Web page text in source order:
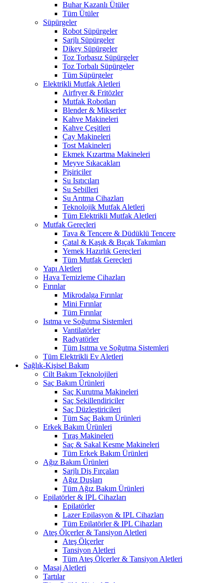
Buhar Kazanlı Ütüler
Tüm Ütüler
Süpürgeler
Robot Süpürgeler
Şarjlı Süpürgeler
Dikey Süpürgeler
Toz Torbasız Süpürgeler
Toz Torbalı Süpürgeler
Tüm Süpürgeler
Elektrikli Mutfak Aletleri
Airfryer & Fritözler
Mutfak Robotları
Blender & Mikserler
Kahve Makineleri
Kahve Çeşitleri
Çay Makineleri
Tost Makineleri
Ekmek Kızartma Makineleri
Meyve Sıkacakları
Pişiriciler
Su Isıtıcıları
Su Sebilleri
Su Arıtma Cihazları
Teknolojik Mutfak Aletleri
Tüm Elektrikli Mutfak Aletleri
Mutfak Gereçleri
Tava & Tencere & Düdüklü Tencere
Çatal & Kaşık & Bıçak Takımları
Yemek Hazırlık Gereçleri
Tüm Mutfak Gereçleri
Yapı Aletleri
Hava Temizleme Cihazları
Fırınlar
Mikrodalga Fırınlar
Mini Fırınlar
Tüm Fırınlar
Isıtma ve Soğutma Sistemleri
Vantilatörler
Radyatörler
Tüm Isıtma ve Soğutma Sistemleri
Tüm Elektrikli Ev Aletleri
Sağlık-Kişisel Bakım
Cilt Bakım Teknolojileri
Saç Bakım Ürünleri
Saç Kurutma Makineleri
Saç Şekillendiriciler
Saç Düzleştiricileri
Tüm Saç Bakım Ürünleri
Erkek Bakım Ürünleri
Tıraş Makineleri
Saç & Sakal Kesme Makineleri
Tüm Erkek Bakım Ürünleri
Ağız Bakım Ürünleri
Şarjlı Diş Fırçaları
Ağız Duşları
Tüm Ağız Bakım Ürünleri
Epilatörler & IPL Cihazları
Epilatörler
Lazer Epilasyon & IPL Cihazları
Tüm Epilatörler & IPL Cihazları
Ateş Ölçerler & Tansiyon Aletleri
Ateş Ölçerler
Tansiyon Aletleri
Tüm Ateş Ölçerler & Tansiyon Aletleri
Masaj Aletleri
Tartılar